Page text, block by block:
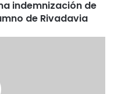
indemnización de
de Rivadavia